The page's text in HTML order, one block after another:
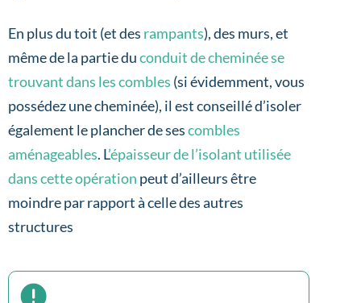
En plus du toit (et des rampants), des murs, et
même de la partie duconduit de cheminée se
trouvant dans les combles (si évidemment, vous
possédez une cheminée), il est conseillé d’isoler
également le plancher de sescombles
aménageables. L’épaisseur de l’isolant utilisée
dans cette opération peut d’ailleurs être
moindre par rapport à celle des autres
structures